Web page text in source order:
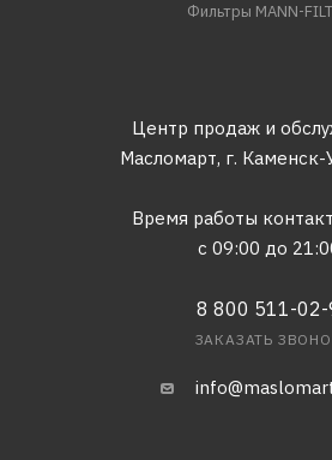
Фильтры MANN-
Центр продаж и
Масломарт, г. Каменск-
Время работы
с 09:00 до
8 800 511-02-
ЗАКАЗАТЬ